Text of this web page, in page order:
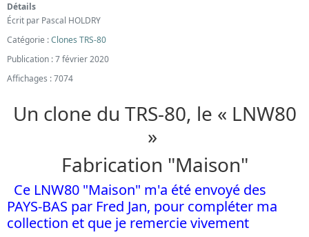
Détails
Écrit par Pascal HOLDRY
Catégorie :Clones TRS-80
Publication : 7 février 2020
Affichages : 7074
Un clone du TRS-80, le « LNW80
»
Fabrication "Maison"
Ce LNW80 "Maison" m'a été envoyé des
PAYS-BAS par Fred Jan, pour compléter ma
collection et que je remercie vivement